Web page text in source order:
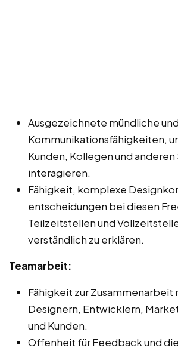
Ausgezeichnete mündliche
Kommunikationsfähigkeiten,
Kunden, Kollegen und
interagieren.
Fähigkeit, komplexe
entscheidungen bei diesen
Teilzeitstellen und
verständlich zu erklären.
Teamarbeit:
Fähigkeit zur Zusammenarbeit
Designern, Entwicklern,
und Kunden.
Offenheit für Feedback und